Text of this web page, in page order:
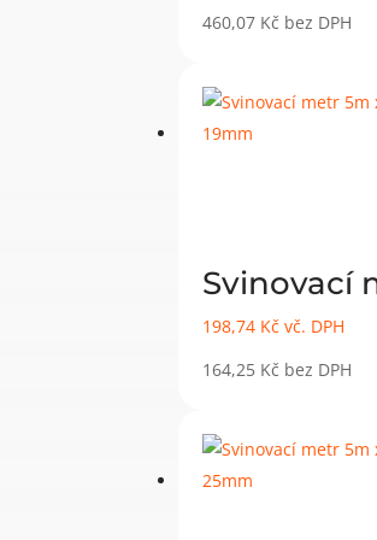
460,07 Kč bez DPH
Svinovací
198,74 Kč vč. DPH
164,25 Kč bez DPH